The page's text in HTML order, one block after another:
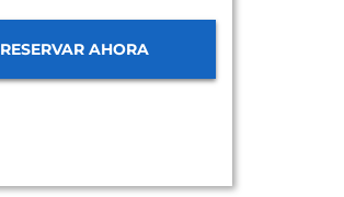
RESERVAR AHORA